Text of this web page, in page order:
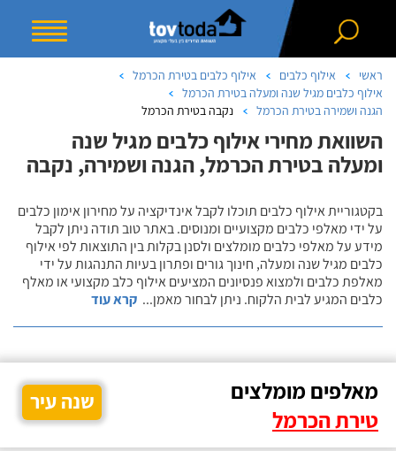
ראשי אילוף כלבים
אילוף כלבים בטירת הכרמל
אילוף כלבים מגיל שנה ומעלה בטירת הכרמל
הגנה ושמירה בטירת הכרמל
נקבה בטירת הכרמל
השוואת מחירי אילוף כלבים מגיל שנה
ומעלה בטירת הכרמל, הגנה ושמירה, נקבה
בקטגוריית אילוף כלבים תוכלו לקבל אינדיקציה על מחירון אימון כלבים
על ידי מאלפי כלבים מקצועיים ומנוסים. באתר טוב תודה ניתן לקבל
מידע על מאלפי כלבים מומלצים ולסנן בקלות בין התוצאות לפי אילוף
כלבים מגיל שנה ומעלה, חינוך גורים ופתרון בעיות התנהגות על ידי
מאלפת כלבים ולמצוא פנסיונים המציעים אילוף כלב מקצועי או מאלף
כלבים המגיע לבית הלקוח. ניתן לבחור מאמן... קרא עוד
מאלפים מומלצים
טירת הכרמל
שנה עיר